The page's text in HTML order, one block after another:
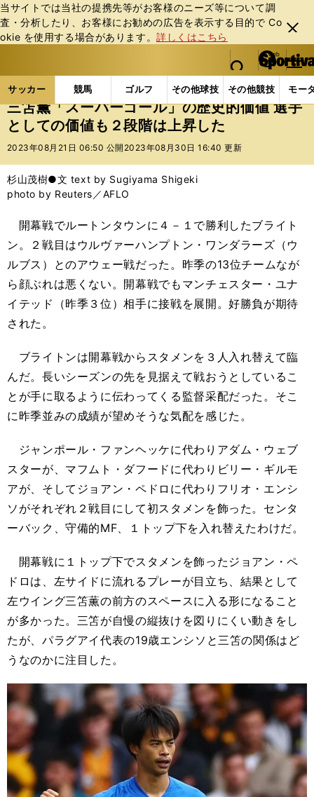
当サイトでは当社の提携先等がお客様のニーズ等について調
査・分析したり、お客様にお勧めの広告を表⽰する⽬的で Co
okie を使⽤する場合があります。詳しくはこちら
閉じ
る
web Sportiva (webスポルティーバ)
検索
マイペ
ー
ジ
メニュ
サッカー 競馬 ゴルフ その他球技 その他競技 モー
ス
ポ
ル
バ
サッカーの記事一覧 海外サッカー 海外サッカー
三笘薫「スーパーゴール」の歴史的価値 選手
としての価値も２段階は上昇した
2023年08月21日 06:50 公開 2023年08月30日 16:40 更新
杉山茂樹●文 text by Sugiyama Shigeki
photo by Reuters／AFLO
開幕戦でルートンタウンに４－１で勝利したブライト
ン。２戦目はウルヴァーハンプトン・ワンダラーズ（ウ
ルブス）とのアウェー戦だった。昨季の13位チームなが
ら顔ぶれは悪くない。開幕戦でもマンチェスター・ユナ
イテッド（昨季３位）相手に接戦を展開。好勝負が期待
された。
ブライトンは開幕戦からスタメンを３人入れ替えて臨
んだ。長いシーズンの先を見据えて戦おうとしているこ
とが手に取るように伝わってくる監督采配だった。そこ
に昨季並みの成績が望めそうな気配を感じた。
ジャンポール・ファンヘッケに代わりアダム・ウェブ
スターが、マフムト・ダフードに代わりビリー・ギルモ
アが、そしてジョアン・ペドロに代わりフリオ・エンシ
ソがそれぞれ２戦目にして初スタメンを飾った。センタ
ーバック、守備的MF、１トップ下を入れ替えたわけだ。
開幕戦に１トップ下でスタメンを飾ったジョアン・ペ
ドロは、左サイドに流れるプレーが目立ち、結果として
左ウイング三笘薫の前方のスペースに入る形になること
が多かった。三笘が自慢の縦抜けを図りにくい動きをし
たが、パラグアイ代表の19歳エンシソと三笘の関係はど
うなのかに注目した。